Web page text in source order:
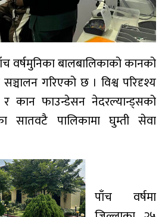
वर्षमुनिका बालबालिकाको कानको
गरिएको छ । विश्व परिदृश्य
कान फाउन्डेसन नेदरल्यान्ड्सको
सातवटै पालिकामा घुम्ती सेवा
पाँच वर्षमा